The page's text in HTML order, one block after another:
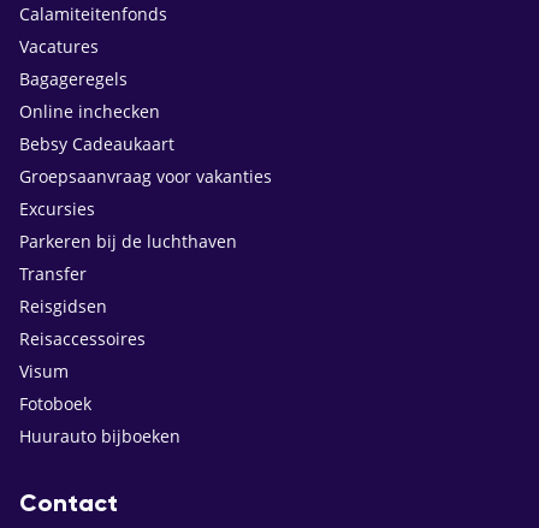
Calamiteitenfonds
Vacatures
Bagageregels
Online inchecken
Bebsy Cadeaukaart
Groepsaanvraag voor vakanties
Excursies
Parkeren bij de luchthaven
Transfer
Reisgidsen
Reisaccessoires
Visum
Fotoboek
Huurauto bijboeken
Contact